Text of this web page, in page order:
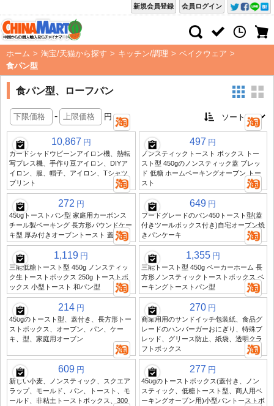
会員ログイン
新規会員登録
ホーム > 淘宝/天猫から探す > キッチン/調理 > ベイクウェア >
食パン型
食パン型、ローフパン
- 円
10,867 円
カードシャドウビーンアイロン機、熱転
写プレス機、手作り豆アイロン、DIYア
イロン、服、帽子、アイロン、Tシャツ
プリント
497 円
ノンスティックトースト ボックス トー
スト型 450gのノンスティック蓋 ブレッ
ド 低糖 ホームベーキングオーブン トー
スト
272 円
450gトーストパン型 家庭用カーボンス
チール製ベーキング 長方形パウンドケー
キ型 厚み付きオーブントースト 蓋付き
649 円
フードグレードのパン450トースト型(蓋
付きツールボックス付き)自宅オーブン焼
きパンケーキ
1,119 円
三能低糖トースト型 450g ノンスティッ
ク生トーストボックス 250g トーストボ
ックス 小型トースト 和パン型
1,355 円
三能トースト型 450g ベーカーホーム 長
方形ノンスティックトーストボックス ベ
ーキングトーストパン型
214 円
450gのトースト型、蓋付き、長方形トー
ストボックス、オーブン、パン、ケー
キ、型、家庭用オーブン
270 円
商業用用のサンドイッチ包装紙、食品グ
レードのハンバーガーおにぎり、特殊ブ
レッド、グリース防止、紙袋、透明クラ
フトボックス
609 円
新しい小麦、ノンスティック、スクエア
ラップ、モールド、パン、トースト、モ
ールド、非粘土トーストボックス、300
277 円
450gのトーストボックス(蓋付き、ノン
スティック、低糖トースト型、商人用ベ
ーキングオーブン用)小型パントーストボ